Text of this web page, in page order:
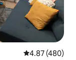
평점 4.87점(5
4.87 (480)